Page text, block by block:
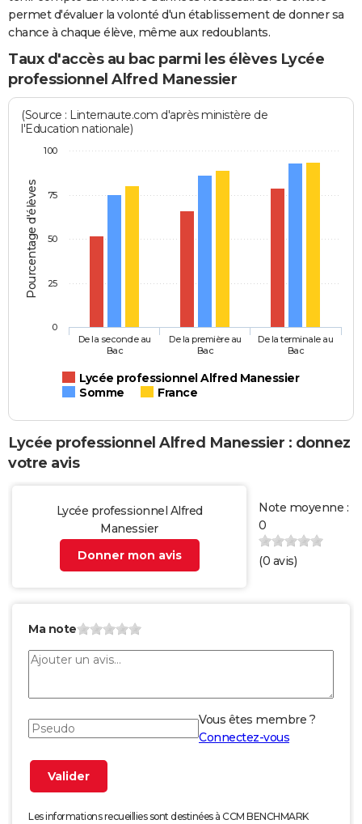
permet d'évaluer la volonté d'un établissement de donner sa
chance à chaque élève, même aux redoublants.
Taux d'accès au bac parmi les élèves Lycée
professionnel Alfred Manessier
Pourcentage d'élèves
(Source : Linternaute.com d'après ministère de
l'Education nationale)
Lycée professionnel Alfred Manessier
Somme
France
De la seconde au
Bac
De la première au
Bac
De la terminale au
Bac
0
25
50
75
100
Lycée professionnel Alfred Manessier : donnez
votre avis
Lycée professionnel Alfred
Manessier
Donner mon avis
Note moyenne :
0
(0 avis)
Ma note
Vous êtes membre ?
Connectez-vous
Les informations recueillies sont destinées à CCM BENCHMARK